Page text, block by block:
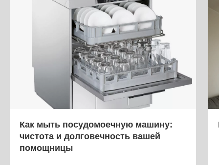
Как мыть посудомоечную машину:
чистота и долговечность вашей
помощницы